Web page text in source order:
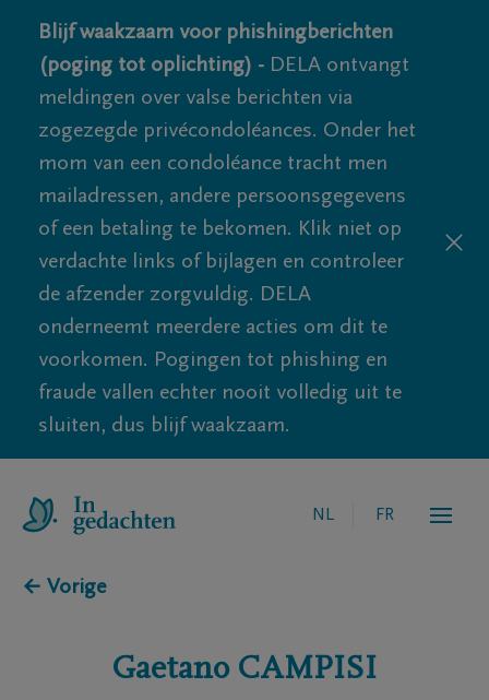
Blijf waakzaam voor phishingberichten
(poging tot oplichting) - DELA ontvangt
meldingen over valse berichten via
zogezegde privécondoléances. Onder het
mom van een condoléance tracht men
mailadressen, andere persoonsgegevens
of een betaling te bekomen. Klik niet op
verdachte links of bijlagen en controleer
de afzender zorgvuldig. DELA
onderneemt meerdere acties om dit te
voorkomen. Pogingen tot phishing en
fraude vallen echter nooit volledig uit te
sluiten, dus blijf waakzaam.
NL FR
← Vorige
Gaetano CAMPISI